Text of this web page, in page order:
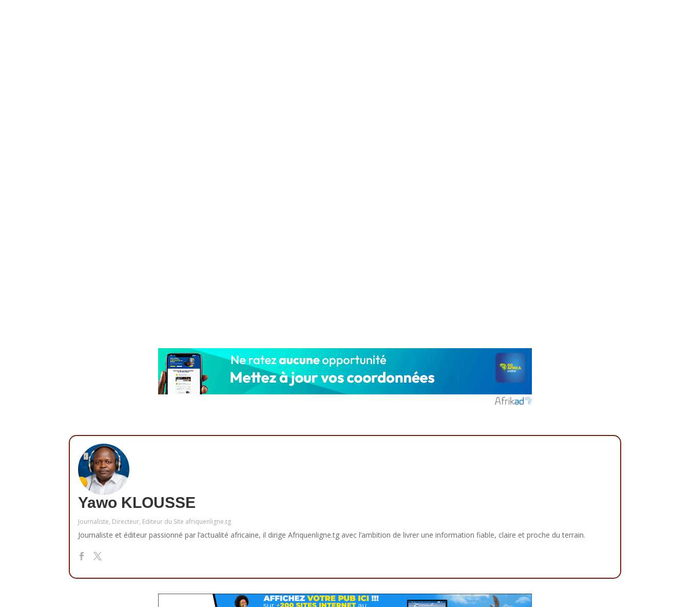
Yawo KLOUSSE
Journaliste, Directeur, Editeur du Site afriquenligne.tg
Journaliste et éditeur passionné par l’actualité africaine, il dirige Afriquenligne.tg avec l’ambition de livrer une information fiable, claire et proche du terrain.